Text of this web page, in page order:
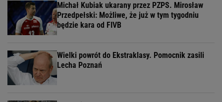
Michał Kubiak ukarany przez PZPS. Mirosław
Przedpełski: Możliwe, że już w tym tygodniu
będzie kara od FIVB
Wielki powrót do Ekstraklasy. Pomocnik zasili
Lecha Poznań